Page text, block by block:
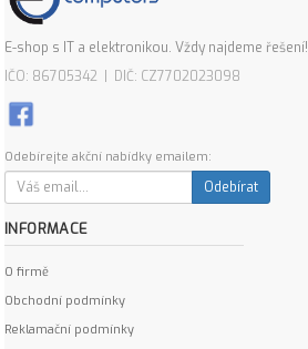
E-shop s IT a elektronikou. Vždy najdeme řešení!
IČO: 86705342 | DIČ: CZ7702023098
Odebírejte akční nabídky emailem:
Odebírat
INFORMACE
O firmě
Obchodní podmínky
Reklamační podmínky